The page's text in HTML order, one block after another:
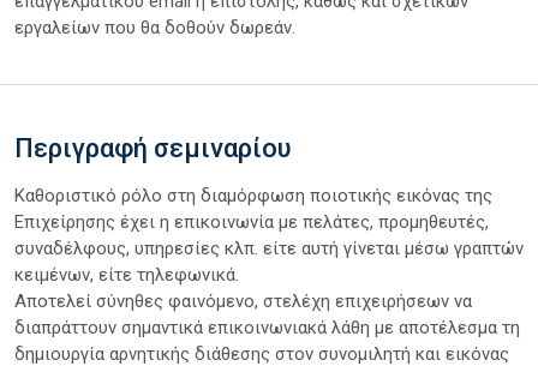
εργαλείων που θα δοθούν δωρεάν.
Περιγραφή σεμιναρίου
Καθοριστικό ρόλο στη διαμόρφωση ποιοτικής εικόνας της
Επιχείρησης έχει η επικοινωνία με πελάτες, προμηθευτές,
συναδέλφους, υπηρεσίες κλπ. είτε αυτή γίνεται μέσω γραπτών
κειμένων, είτε τηλεφωνικά.
Αποτελεί σύνηθες φαινόμενο, στελέχη επιχειρήσεων να
διαπράττουν σημαντικά επικοινωνιακά λάθη με αποτέλεσμα τη
δημιουργία αρνητικής διάθεσης στον συνομιλητή και εικόνας